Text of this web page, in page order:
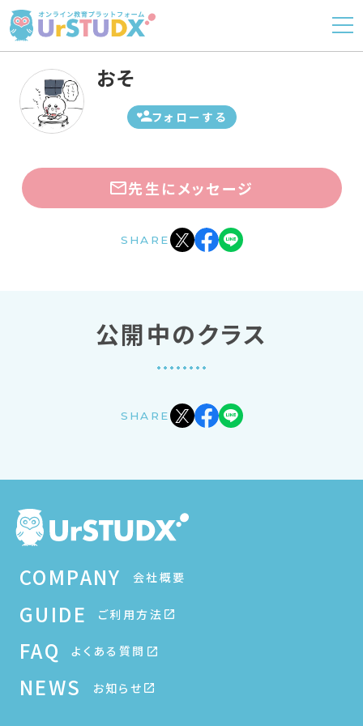
フォローする
おそ
先生にメッセージ
SHARE
公開中のクラス
SHARE
COMPANY 会社概要
GUIDE ご利用方法
FAQ よくある質問
NEWS お知らせ